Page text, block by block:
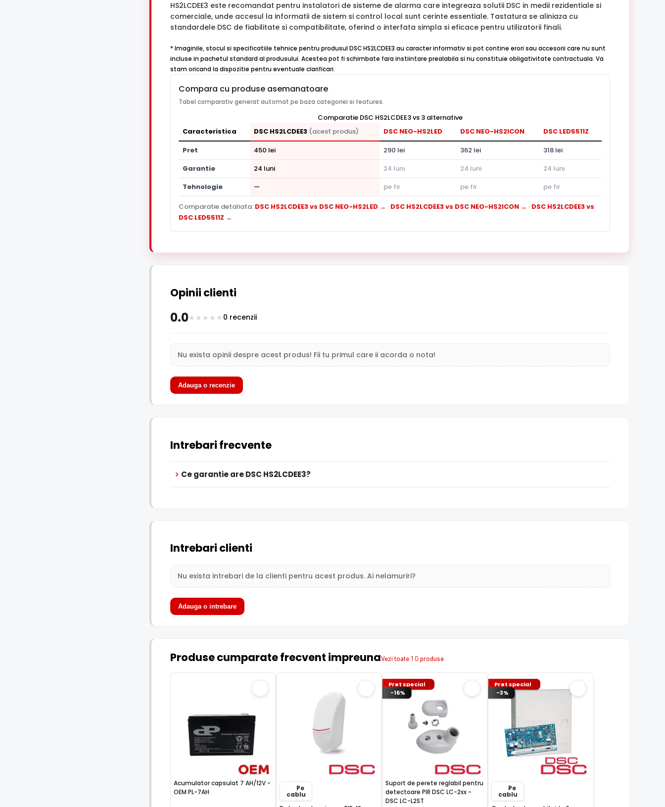
HS2LCDEE3 este recomandat pentru instalatori de sisteme de alarma care integreaza solutii DSC in medii rezidentiale si
comerciale, unde accesul la informatii de sistem si control local sunt cerinte essentiale. Tastatura se aliniaza cu
standardele DSC de fiabilitate si compatibilitate, oferind o interfata simpla si eficace pentru utilizatorii finali.
* Imaginile, stocul si specificatiile tehnice pentru produsul DSC HS2LCDEE3 au caracter informativ si pot contine erori sau accesorii care nu sunt
incluse in pachetul standard al produsului. Acestea pot fi schimbate fara instiintare prealabila si nu constituie obligativitate contractuala. Va
stam oricand la dispozitie pentru eventuale clarificari.
Compara cu produse asemanatoare
Tabel comparativ generat automat pe baza categoriei si features.
Comparatie DSC HS2LCDEE3 vs 3 alternative
Caracteristica
DSC HS2LCDEE3 (acest produs) DSC NEO-HS2LED DSC NEO-HS2ICON
DSC LED5511Z
Pret
450 lei 290 lei 362 lei
318 lei
Garantie
24 luni 24 luni 24 luni
24 luni
Tehnologie
— pe fir pe fir pe fir
Comparatie detaliata: DSC HS2LCDEE3 vs DSC NEO-HS2LED → · DSC HS2LCDEE3 vs DSC NEO-HS2ICON → · DSC HS2LCDEE3 vs
DSC LED5511Z →
Opinii clienti
0.0 0 recenzii
Nu exista opinii despre acest produs! Fii tu primul care ii acorda o nota!
Adauga o recenzie
Intrebari frecvente
Ce garantie are DSC HS2LCDEE3?
Intrebari clienti
Nu exista intrebari de la clienti pentru acest produs. Ai nelamuriri?
Adauga o intrebare
Produse cumparate frecvent impreunaVezi toate 10 produse
Acumulator capsulat 7 AH/12V -
OEM PL-7AH
Pe
cablu
Pret special
-16%
Suport de perete reglabil pentru
detectoare PIR DSC LC-2xx -
DSC LC-L2ST
Pret special
-3%
Pe
cablu